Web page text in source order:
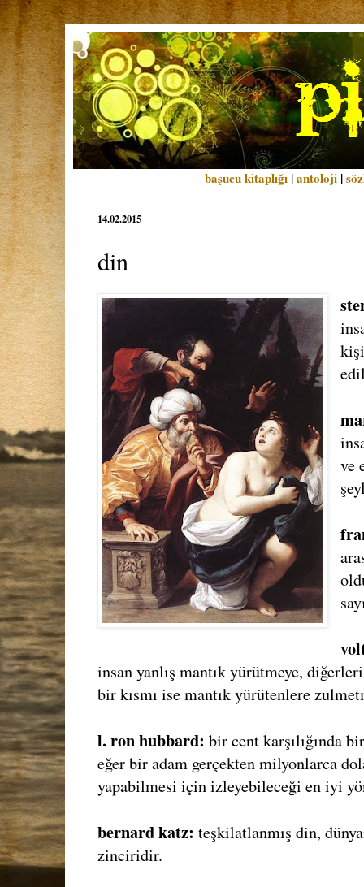
başucu kitaplığı |antoloji |
14.02.2015
din
ve
insan yanlış mantık yürütmeye,
bir kısmı ise mantık yürütenlere
l. ron hubbard: bir cent karşılığında
eğer bir adam gerçekten milyonlarca
yapabilmesi için izleyebileceği en iyi
bernard katz: teşkilatlanmış din,
zinciridir.